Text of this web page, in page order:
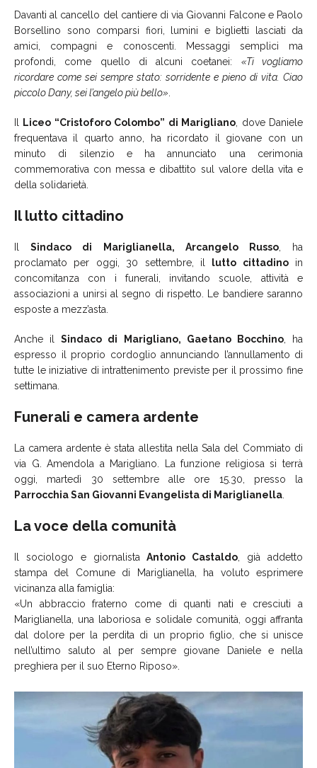
Davanti al cancello del cantiere di via Giovanni Falcone e Paolo
Borsellino sono comparsi fiori, lumini e biglietti lasciati da
amici, compagni e conoscenti. Messaggi semplici ma
profondi, come quello di alcuni coetanei: «Ti vogliamo
ricordare come sei sempre stato: sorridente e pieno di vita. Ciao
piccolo Dany, sei l’angelo più bello»
Liceo “Cristoforo Colombo” di Marigliano , dove Daniele
frequentava il quarto anno, ha ricordato il giovane con un
minuto di silenzio e ha annunciato una cerimonia
commemorativa con messa e dibattito sul valore della vita e
della solidarietà.
Il lutto cittadino
IlSindaco di Mariglianella, Arcangelo Russo, ha
proclamato per oggi, 30 settembre, il
lutto cittadinoin
concomitanza con i funerali, invitando scuole, attività e
associazioni a unirsi al segno di rispetto. Le bandiere saranno
esposte a mezz’asta.
Anche ilSindaco di Marigliano, Gaetano Bocchino, ha
espresso il proprio cordoglio annunciando l’annullamento di
tutte le iniziative di intrattenimento previste per il prossimo fine
settimana.
Funerali e camera ardente
La camera ardente è stata allestita nella Sala del Commiato di
via G. Amendola a Marigliano. La funzione religiosa si terrà
oggi, martedì 30 settembre alle ore 15.30, presso la
Parrocchia San Giovanni Evangelista di Mariglianella
La voce della comunità
Il sociologo e giornalistaAntonio Castaldo , già addetto
stampa del Comune di Mariglianella, ha voluto esprimere
vicinanza alla famiglia:
«Un abbraccio fraterno come di quanti nati e cresciuti a
Mariglianella, una laboriosa e solidale comunità, oggi affranta
dal dolore per la perdita di un proprio figlio, che si unisce
nell’ultimo saluto al per sempre giovane Daniele e nella
preghiera per il suo Eterno Riposo».